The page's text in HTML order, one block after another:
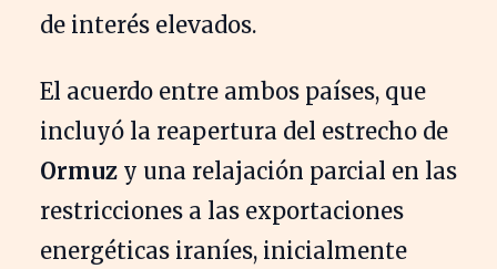
de interés elevados.
El acuerdo entre ambos países, que
incluyó la reapertura del estrecho de
Ormuz y una relajación parcial en las
restricciones a las exportaciones
energéticas iraníes, inicialmente